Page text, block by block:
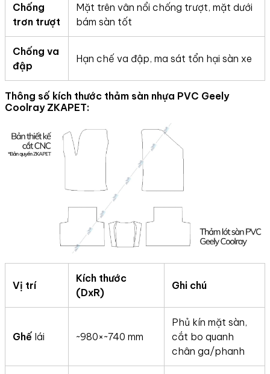
Chống
trơn trượt
Mặt trên vân nổi chống trượt, mặt dưới
bám sàn tốt
Chống va
đập
Hạn chế va đập, ma sát tổn hại sàn xe
Thông số kích thước thảm sàn nhựa PVC Geely
Coolray ZKAPET:
Vị trí
Kích thước
(DxR)
Ghi chú
Ghế lái ~980×~740 mm
Phủ kín mặt sàn,
cắt bo quanh
chân ga/phanh